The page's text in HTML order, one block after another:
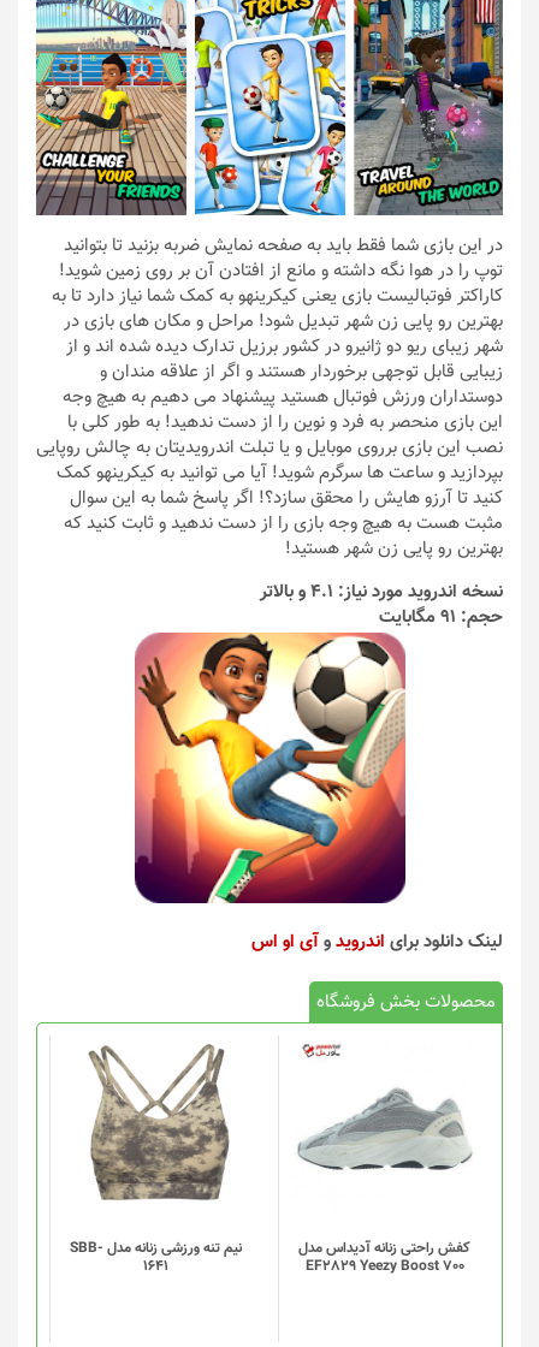
در این بازی شما فقط باید به صفحه نمایش ضربه بزنید تا بتوانید
توپ را در هوا نگه داشته و مانع از افتادن آن بر روی زمین شوید!
کاراکتر فوتبالیست بازی یعنی کیکرینهو به کمک شما نیاز دارد تا به
بهترین رو پایی زن شهر تبدیل شود! مراحل و مکان های بازی در
شهر زیبای ریو دو ژانیرو در کشور برزیل تدارک دیده شده اند و از
زیبایی قابل توجهی برخوردار هستند و اگر از علاقه مندان و
دوستداران ورزش فوتبال هستید پیشنهاد می دهیم به هیچ وجه
این بازی منحصر به فرد و نوین را از دست ندهید! به طور کلی با
نصب این بازی برروی موبایل و یا تبلت اندرویدیتان به چالش روپایی
بپردازید و ساعت ها سرگرم شوید! آیا می توانید به کیکرینهو کمک
کنید تا آرزو هایش را محقق سازد؟! اگر پاسخ شما به این سوال
مثبت هست به هیچ وجه بازی را از دست ندهید و ثابت کنید که
بهترین رو پایی زن شهر هستید!
نسخه اندروید مورد نیاز: 4.1 و بالاتر
حجم: 91 مگابایت
لینک دانلود برای اندرویدوآی او اس
محصولات بخش فروشگاه
کفش راحتی زنانه آدیداس مدل
EF2829 Yeezy Boost 700
نیم تنه ورزشی زنانه مدل SBB-
1641
این
محصول
دارای
انواع
مختلفی
می
گزینه
ها